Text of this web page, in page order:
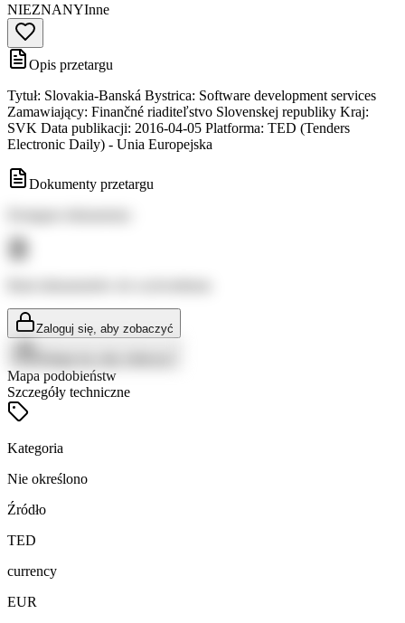
NIEZNANYInne
Opis przetargu
Tytuł: Slovakia-Banská Bystrica: Software development services
Zamawiający: Finančné riaditeľstvo Slovenskej republiky Kraj:
SVK Data publikacji: 2016-04-05 Platforma: TED (Tenders
Electronic Daily) - Unia Europejska
Dokumenty przetargu
Zaloguj się, aby zobaczyć
Mapa podobieństw
Szczegóły techniczne
Kategoria
Nie określono
Źródło
TED
currency
EUR